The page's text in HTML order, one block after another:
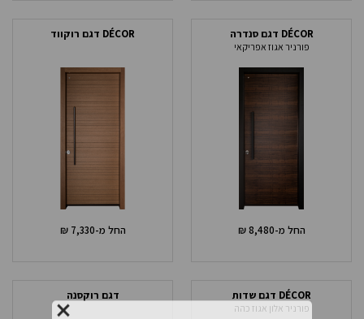
DÉCOR דגם סנדרה
פורניר אגוז אפריקאי
₪8,480החל מ-
DÉCOR דגם רוקווד
₪7,330החל מ-
DÉCOR דגם שדות
פורניר אלון אגוז כהה
דגם רוקסנה